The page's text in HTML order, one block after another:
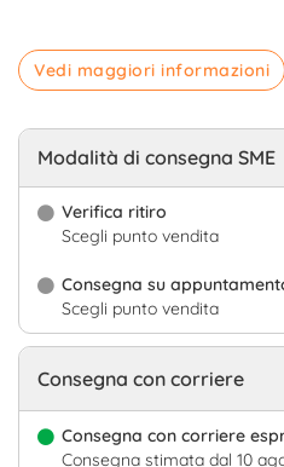
Vedi maggiori informazioni
Modalità di consegna SME
Verifica ritiro
Scegli punto vendita
Consegna su
Scegli punto vendita
Consegna con corriere
Consegna con corriere
Consegna stimata dal 10